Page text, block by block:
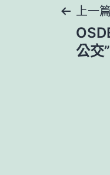
文
章
上一
公交